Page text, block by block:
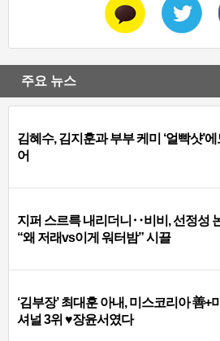
주요 뉴스
김혜수, 김지훈과 부부 케미 ‘얼빡샷’
어
지퍼 스르륵 내리더니‥비비, 선정성
“왜 저래vs이게 워터밤” 시끌
‘김부장’ 최대훈 아내, 미스코리아 善+
셔널 3위 ♥장윤서였다